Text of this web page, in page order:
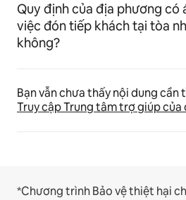
Quy định của địa phương có
việc đón tiếp khách tại tòa
không?
Bạn vẫn chưa thấy nội dung cần
Truy cập Trung tâm trợ giúp của
*Chương trình Bảo vệ thiệt hại